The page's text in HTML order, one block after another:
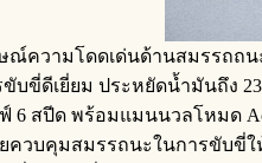
ณ์ความโดดเด่นด้านสมรรถถ
บขี่ดีเยี่ยม ประหยัดน้ำมันถึง
6 สปีด พร้อมแมนนวลโหมด
ยควบคุมสมรรถนะในการขับ